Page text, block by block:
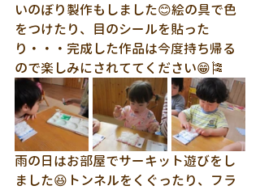
いのぼり製作もしました😊絵の具で色
をつけたり、目のシールを貼った
り・・・完成した作品は今度持ち帰る
ので楽しみにされててください😁🎏
雨の日はお部屋でサーキット遊びをし
ました😆トンネルをくぐったり、フラ